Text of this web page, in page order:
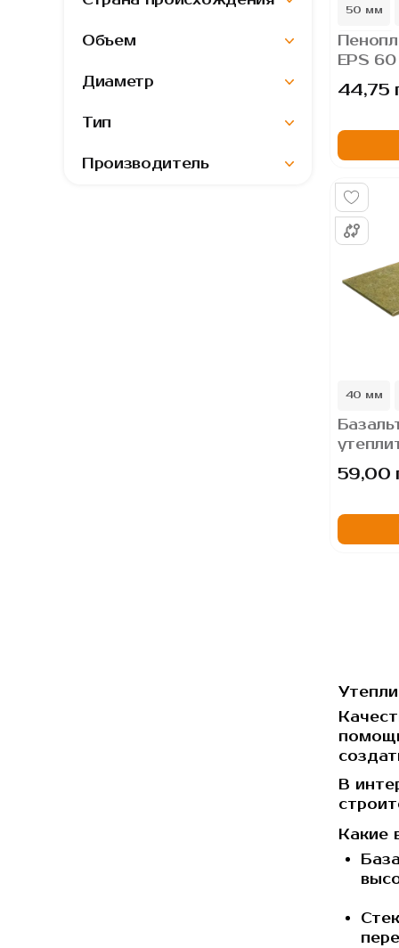
50 мм
150 мм
EPS
мм,
44,75
40 мм
Клин
59,00
В
Какие
Объем
Диаметр
Тип
Производитель